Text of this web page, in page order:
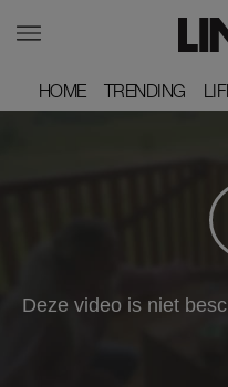
HOME
HOME TRENDING
TRENDING